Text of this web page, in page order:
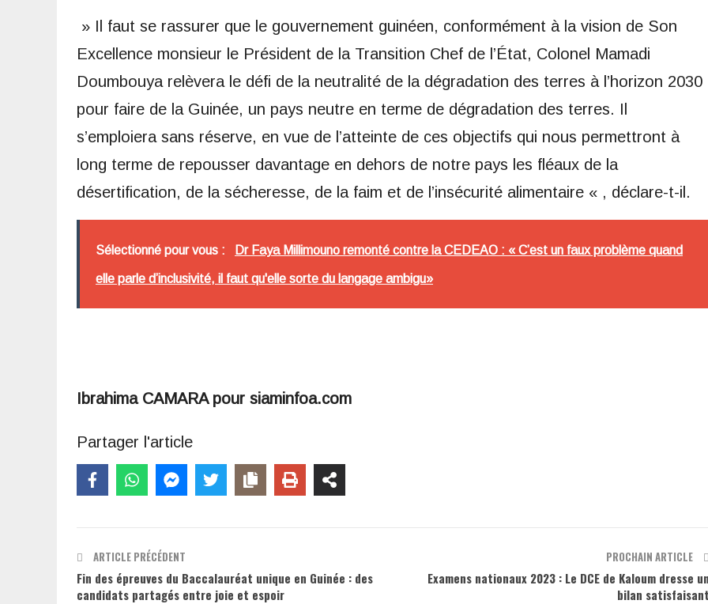
» Il faut se rassurer que le gouvernement guinéen, conformément à la vision de Son
Excellence monsieur le Président de la Transition Chef de l’État, Colonel Mamadi
Doumbouya relèvera le défi de la neutralité de la dégradation des terres à l’horizon 2030
pour faire de la Guinée, un pays neutre en terme de dégradation des terres. Il
s’emploiera sans réserve, en vue de l’atteinte de ces objectifs qui nous permettront à
long terme de repousser davantage en dehors de notre pays les fléaux de la
désertification, de la sécheresse, de la faim et de l’insécurité alimentaire « , déclare-t-il.
Sélectionné pour vous : Dr Faya Millimouno remonté contre la CEDEAO : « C’est un faux problème quand
elle parle d’inclusivité, il faut qu'elle sorte du langage ambigu»
Ibrahima CAMARA pour siaminfoa.com
Partager l'article
ARTICLE PRÉCÉDENT
Fin des épreuves du Baccalauréat unique en Guinée : des
candidats partagés entre joie et espoir
PROCHAIN ARTICLE
Examens nationaux 2023 : Le DCE de Kaloum dresse
bilan